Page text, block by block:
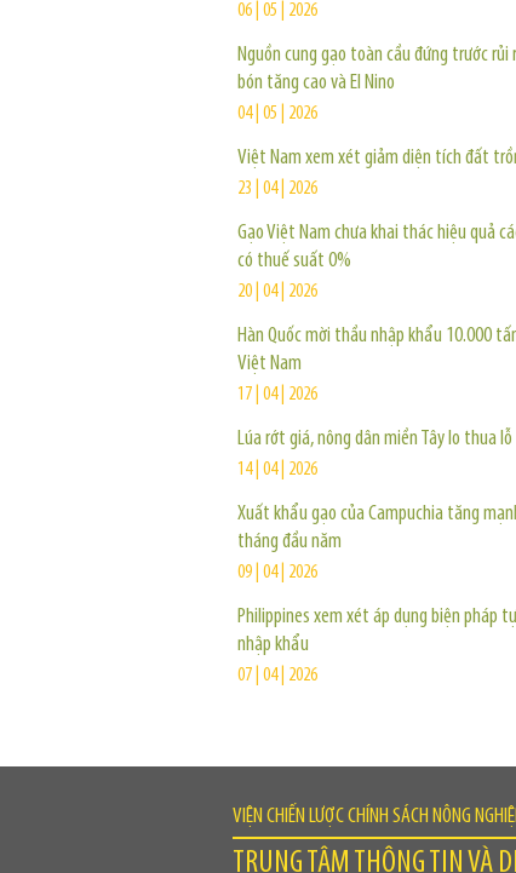
06 | 05 | 2026
Nguồn cung gạo toàn cầu đứng trước rủi
bón tăng cao và El Nino
04 | 05 | 2026
Việt Nam xem xét giảm diện tích đất
23 | 04 | 2026
Gạo Việt Nam chưa khai thác hiệu quả
có thuế suất 0%
20 | 04 | 2026
Hàn Quốc mời thầu nhập khẩu 10.000
Việt Nam
17 | 04 | 2026
Lúa rớt giá, nông dân miền Tây lo thua lỗ
14 | 04 | 2026
Xuất khẩu gạo của Campuchia tăng
tháng đầu năm
09 | 04 | 2026
Philippines xem xét áp dụng biện pháp
nhập khẩu
07 | 04 | 2026
VIỆN CHIẾN LƯỢC CHÍNH SÁCH NÔNG
TRUNG TÂM THÔNG TIN VÀ